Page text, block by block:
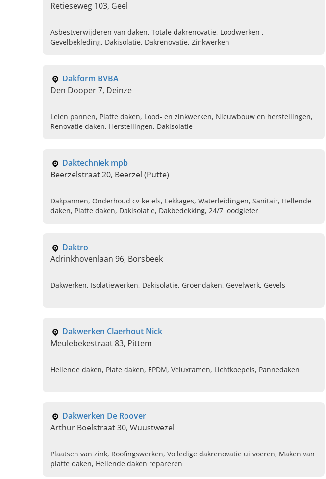
Retieseweg 103, Geel
Asbestverwijderen van daken, Totale dakrenovatie, Loodwerken ,
Gevelbekleding, Dakisolatie, Dakrenovatie, Zinkwerken
Dakform BVBA
Den Dooper 7, Deinze
Leien pannen, Platte daken, Lood- en zinkwerken, Nieuwbouw en herstellingen,
Renovatie daken, Herstellingen, Dakisolatie
Daktechniek mpb
Beerzelstraat 20, Beerzel (Putte)
Dakpannen, Onderhoud cv-ketels, Lekkages, Waterleidingen, Sanitair, Hellende
daken, Platte daken, Dakisolatie, Dakbedekking, 24/7 loodgieter
Daktro
Adrinkhovenlaan 96, Borsbeek
Dakwerken, Isolatiewerken, Dakisolatie, Groendaken, Gevelwerk, Gevels
Dakwerken Claerhout Nick
Meulebekestraat 83, Pittem
Hellende daken, Plate daken, EPDM, Veluxramen, Lichtkoepels, Pannedaken
Dakwerken De Roover
Arthur Boelstraat 30, Wuustwezel
Plaatsen van zink, Roofingswerken, Volledige dakrenovatie uitvoeren, Maken van
platte daken, Hellende daken repareren